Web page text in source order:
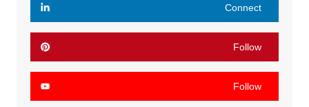
Connect
Follow
Follow